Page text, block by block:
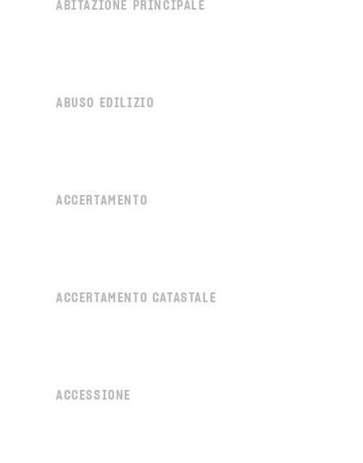
ABITAZIONE PRINCIPALE
ABUSO EDILIZIO
ACCERTAMENTO
ACCERTAMENTO CATASTALE
ACCESSIONE